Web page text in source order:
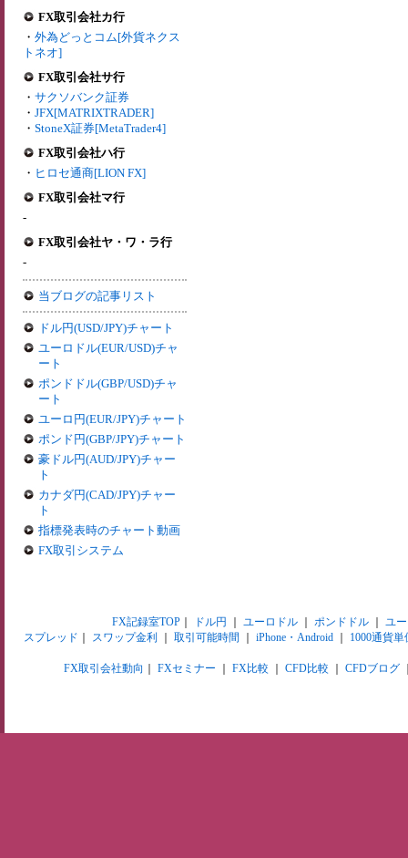
FX取引会社カ行
・ 外為どっとコム[外貨ネクス
トネオ]
FX取引会社サ行
・ サクソバンク証券
・ JFX[MATRIXTRADER]
・ StoneX証券[MetaTrader4]
FX取引会社ハ行
・ ヒロセ通商[LION FX]
FX取引会社マ行
-
FX取引会社ヤ・ワ・ラ行
-
当ブログの記事リスト
ドル円(USD/JPY)チャート
ユーロドル(EUR/USD)チャ
ート
ポンドドル(GBP/USD)チャ
ート
ユーロ円(EUR/JPY)チャート
ポンド円(GBP/JPY)チャート
豪ドル円(AUD/JPY)チャー
ト
カナダ円(CAD/JPY)チャー
ト
指標発表時のチャート動画
FX取引システム
FX記録室TOP｜ ドル円 ユーロドル｜ ポンドドル｜ ユ
スプレッド
スワップ金利 取引可能時間 iPhone・Android 1000通貨単
FX取引会社動向 FXセミナー FX比較 CFD比較 CFDブログ